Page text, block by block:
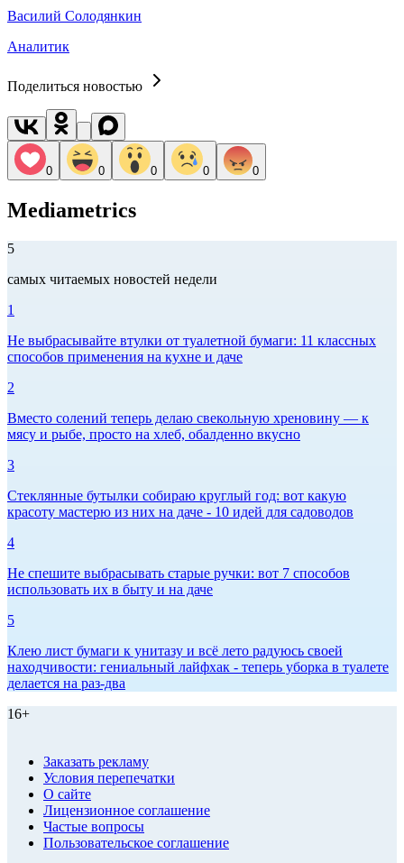
Василий Солодянкин
Аналитик
Поделиться новостью
0 0 0 0 0
Mediametrics
5
самых читаемых новостей недели
1
Не выбрасывайте втулки от туалетной бумаги: 11 классных
способов применения на кухне и даче
2
Вместо солений теперь делаю свекольную хреновину — к
мясу и рыбе, просто на хлеб, обалденно вкусно
3
Стеклянные бутылки собираю круглый год: вот какую
красоту мастерю из них на даче - 10 идей для садоводов
4
Не спешите выбрасывать старые ручки: вот 7 способов
использовать их в быту и на даче
5
Клею лист бумаги к унитазу и всё лето радуюсь своей
находчивости: гениальный лайфхак - теперь уборка в туалете
делается на раз-два
16+
Заказать рекламу
Условия перепечатки
О сайте
Лицензионное соглашение
Частые вопросы
Пользовательское соглашение